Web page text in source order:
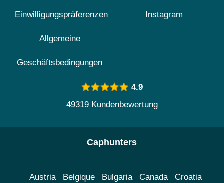
Einwilligungspräferenzen
Allgemeine
Geschäftsbedingungen
Instagram
4.9
49319 Kundenbewertung
Caphunters
Austria Belgique Bulgaria Canada Croatia